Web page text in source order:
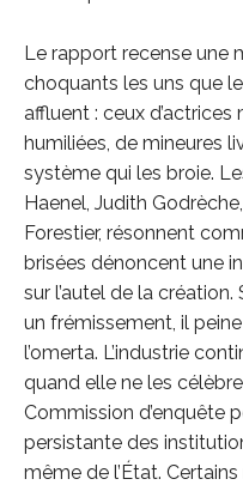
Le rapport recense une
choquants les uns que
affluent : ceux
humiliées, de mineures
système qui les broie.
Haenel, Judith
Forestier, résonnent
brisées dénoncent une
sur l’autel de la
un frémissement, il
l’omerta. L’industrie
quand elle ne les
Commission d’enquête
persistante des
même de l’État.